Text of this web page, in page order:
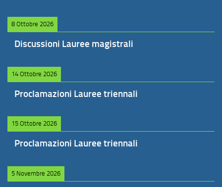
8 Ottobre 2026
Discussioni Lauree magistrali
14 Ottobre 2026
Proclamazioni Lauree triennali
15 Ottobre 2026
Proclamazioni Lauree triennali
5 Novembre 2026